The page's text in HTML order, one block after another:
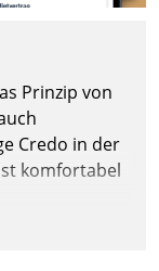
Prinzip von
Credo in der
komfortabel